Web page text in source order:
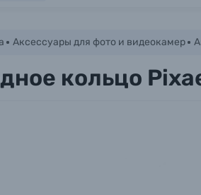
Аксессуары для фото и видеокамер
кольцо